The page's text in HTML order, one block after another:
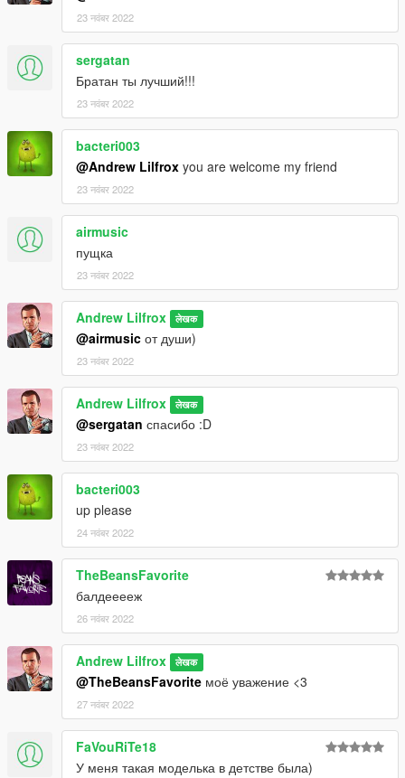
- Коллизия;
- Отсутствуют следы от пуль в середине корпуса
автомобиля;
- Отсутствуют лоды.
23 नवंबर 2022
sergatan
Братан ты лучший!!!
23 नवंबर 2022
bacteri003
@Andrew Lilfrox you are welcome my friend
23 नवंबर 2022
airmusic
пущка
23 नवंबर 2022
Andrew Lilfrox लेखक
@airmusic от души)
23 नवंबर 2022
Andrew Lilfrox लेखक
@sergatan спасибо :D
23 नवंबर 2022
bacteri003
up please
24 नवंबर 2022
TheBeansFavorite
балдееееж
26 नवंबर 2022
Andrew Lilfrox लेखक
@TheBeansFavorite моё уважение <3
27 नवंबर 2022
FaVouRiTe18
У меня такая моделька в детстве была)